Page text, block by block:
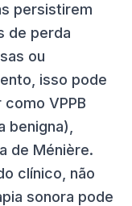
persistirem
de perda
ou
isso pode
VPPB
de Ménière.
clínico, não
sonora pode